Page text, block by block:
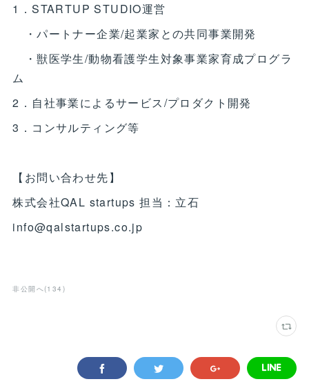
1．STARTUP STUDIO運営
・パートナー企業/起業家との共同事業開発
・獣医学生/動物看護学生対象事業家育成プログラ
ム
2．自社事業によるサービス/プロダクト開発
3．コンサルティング等
【お問い合わせ先】
株式会社QAL startups 担当：立石
info@qalstartups.co.jp
非公開へ(134 )